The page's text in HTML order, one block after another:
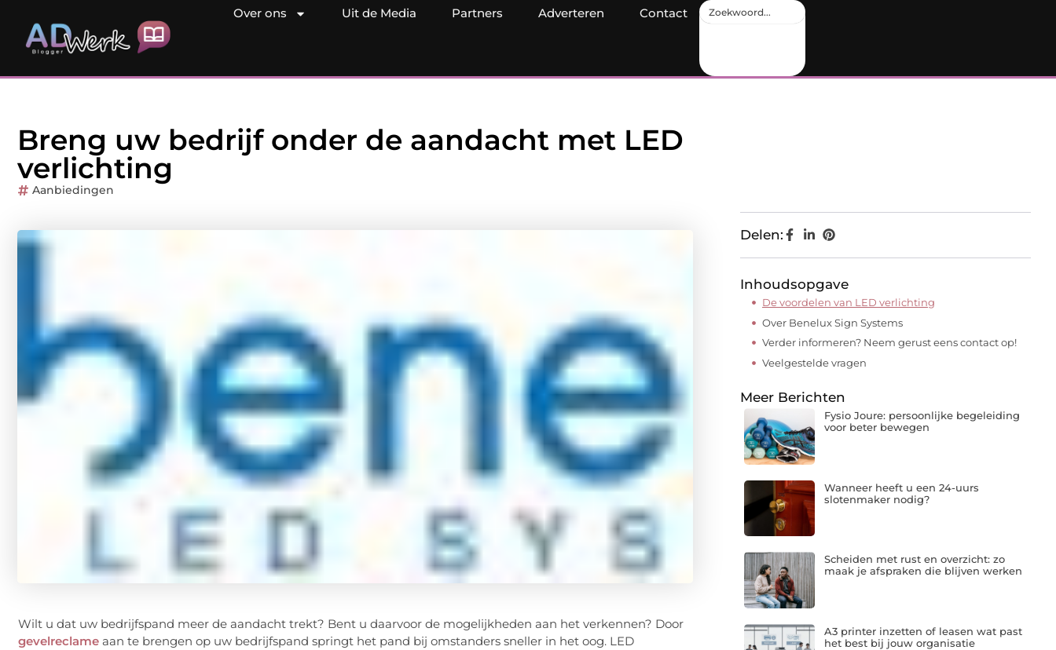
Over ons Uit de Media Partners Adverteren Contact
Breng uw bedrijf onder de aandacht met LED
verlichting
Aanbiedingen
Wilt u dat uw bedrijfspand meer de aandacht trekt? Bent u daarvoor de mogelijkheden aan het verkennen? Door
gevelreclame aan te brengen op uw bedrijfspand springt het pand bij omstanders sneller in het oog. LED
Delen:
Inhoudsopgave
De voordelen van LED verlichting
Over Benelux Sign Systems
Verder informeren? Neem gerust eens contact op!
Veelgestelde vragen
Meer Berichten
Fysio Joure: persoonlijke begeleiding
voor beter bewegen
Wanneer heeft u een 24-uurs
slotenmaker nodig?
Scheiden met rust en overzicht: zo
maak je afspraken die blijven werken
A3 printer inzetten of leasen wat past
het best bij jouw organisatie